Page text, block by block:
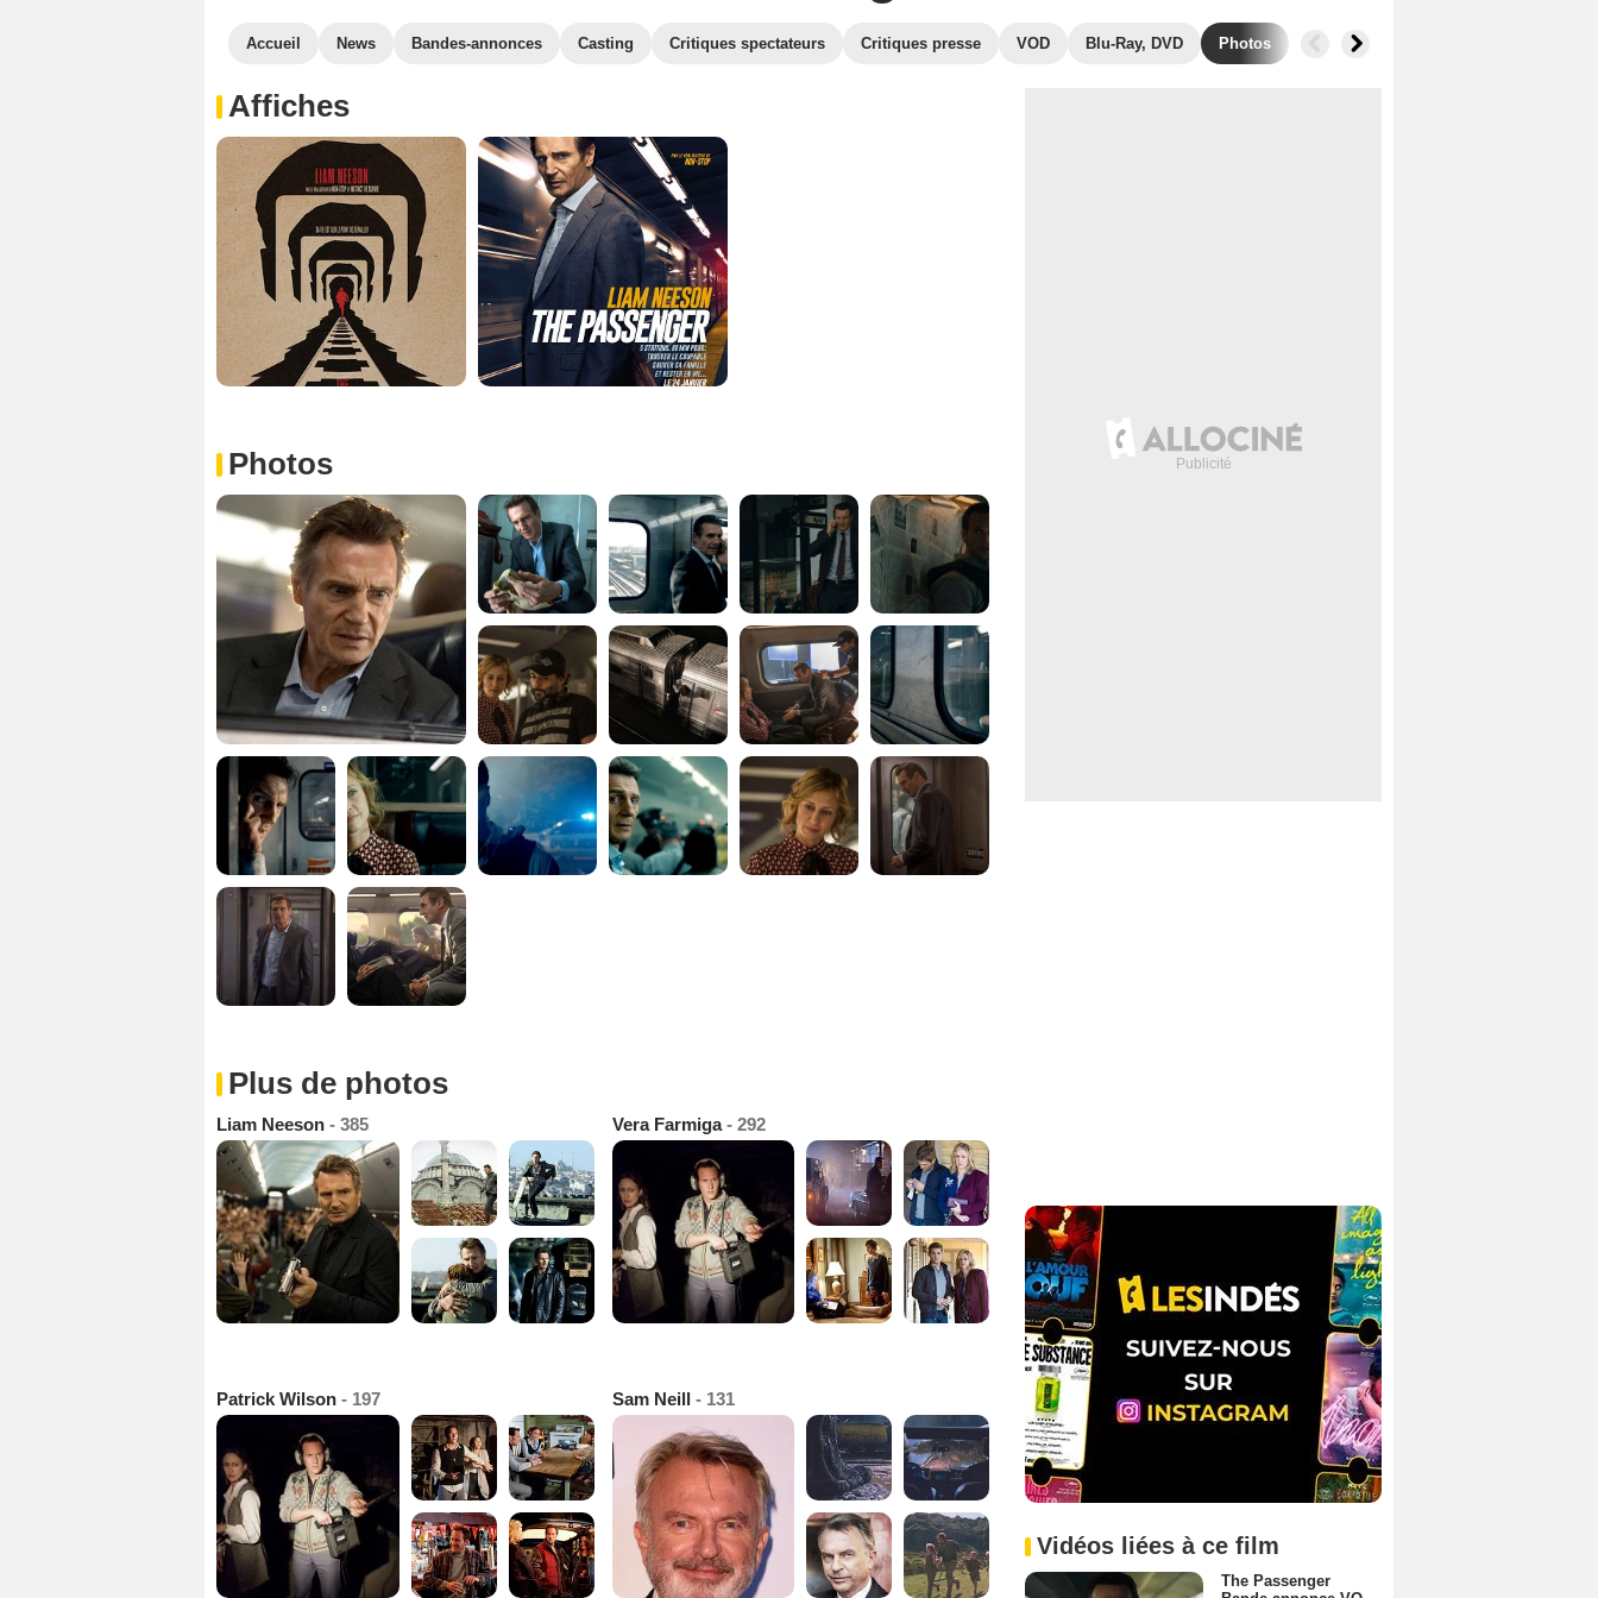
Accueil News Bandes-annonces Casting Critiques spectateurs Critiques presse VOD Blu-Ray, DVD Photos Musique
Affiches
Photos
Plus de photos
Liam Neeson - 385 Vera Farmiga- 292
Patrick Wilson - 197 Sam Neill - 131
Vidéos liées à ce film
The Passenger